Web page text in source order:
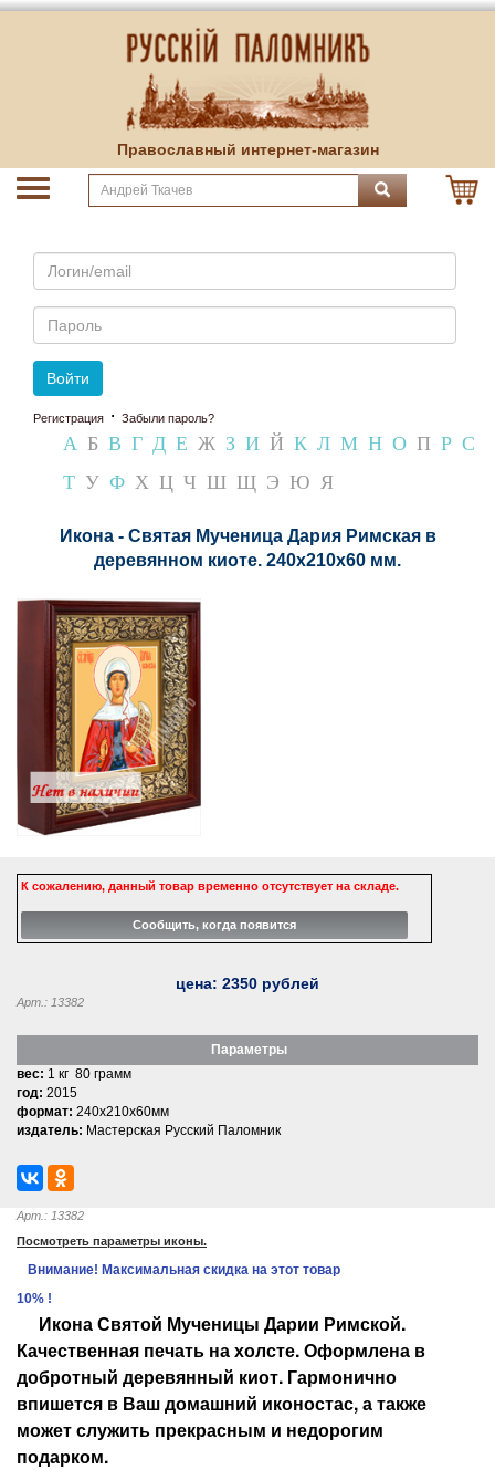
Православный интернет-магазин
Email
Пароль
Войти
Регистрация · Забыли пароль?
А Б В Г Д Е Ж З И Й К Л М Н О П Р С
Т У Ф Х Ц Ч Ш Щ Э Ю Я
Икона - Святая Мученица Дария Римская в
деревянном киоте. 240х210х60 мм.
К сожалению, данный товар временно отсутствует на складе.
цена: 2350 рублей
Арт.: 13382
Параметры
вес: 1 кг 80 грамм
год: 2015
формат: 240x210x60мм
издатель: Мастерская Русский Паломник
Арт.: 13382
Посмотреть параметры иконы.
Внимание! Максимальная скидка на этот товар
10% !
ИконаСвятой Мученицы Дарии Римской.
Качественная печать на холсте. Оформлена в
добротный деревянный киот. Гармонично
впишется в Ваш домашний иконостас, а также
может служить прекрасным и недорогим
подарком.